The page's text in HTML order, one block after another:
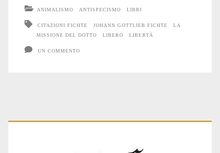
ANIMALISMO ANTISPECISMO LIBRI
CITAZIONI FICHTE JOHANN GOTTLIEB FICHTE
LA
MISSIONE DEL DOTTO
LIBERO LIBERTÀ
UN COMMENTO
Primary